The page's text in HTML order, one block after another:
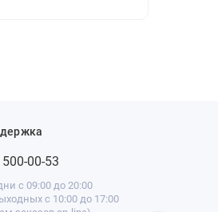
00-53
с 09:00 до 20:00
с 10:00 до 17:00